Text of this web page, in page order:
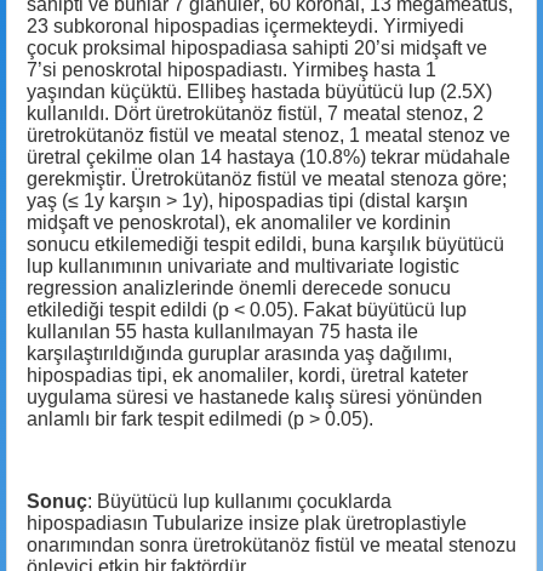
23 subkoronal hipospadias içermekteydi. Yirmiyedi
çocuk proksimal hipospadiasa sahipti 20’si midşaft ve
7’si penoskrotal hipospadiastı. Yirmibeş hasta 1
yaşından küçüktü. Ellibeş hastada büyütücü lup (2.5X)
kullanıldı. Dört üretrokütanöz fistül, 7 meatal stenoz, 2
üretrokütanöz fistül ve meatal stenoz, 1 meatal stenoz ve
üretral çekilme olan 14 hastaya (10.8%) tekrar müdahale
gerekmiştir. Üretrokütanöz fistül ve meatal stenoza göre;
yaş (≤ 1y karşın ˃ 1y), hipospadias tipi (distal karşın
midşaft ve penoskrotal), ek anomaliler ve kordinin
sonucu etkilemediği tespit edildi, buna karşılık büyütücü
lup kullanımının univariate and multivariate logistic
regression analizlerinde önemli derecede sonucu
etkilediği tespit edildi (p < 0.05). Fakat büyütücü lup
kullanılan 55 hasta kullanılmayan 75 hasta ile
karşılaştırıldığında guruplar arasında yaş dağılımı,
hipospadias tipi, ek anomaliler, kordi, üretral kateter
uygulama süresi ve hastanede kalış süresi yönünden
anlamlı bir fark tespit edilmedi (p ˃ 0.05).
Sonuç: Büyütücü lup kullanımı çocuklarda
hipospadiasın Tubularize insize plak üretroplastiyle
onarımından sonra üretrokütanöz fistül ve meatal stenozu
önleyici etkin bir faktördür.